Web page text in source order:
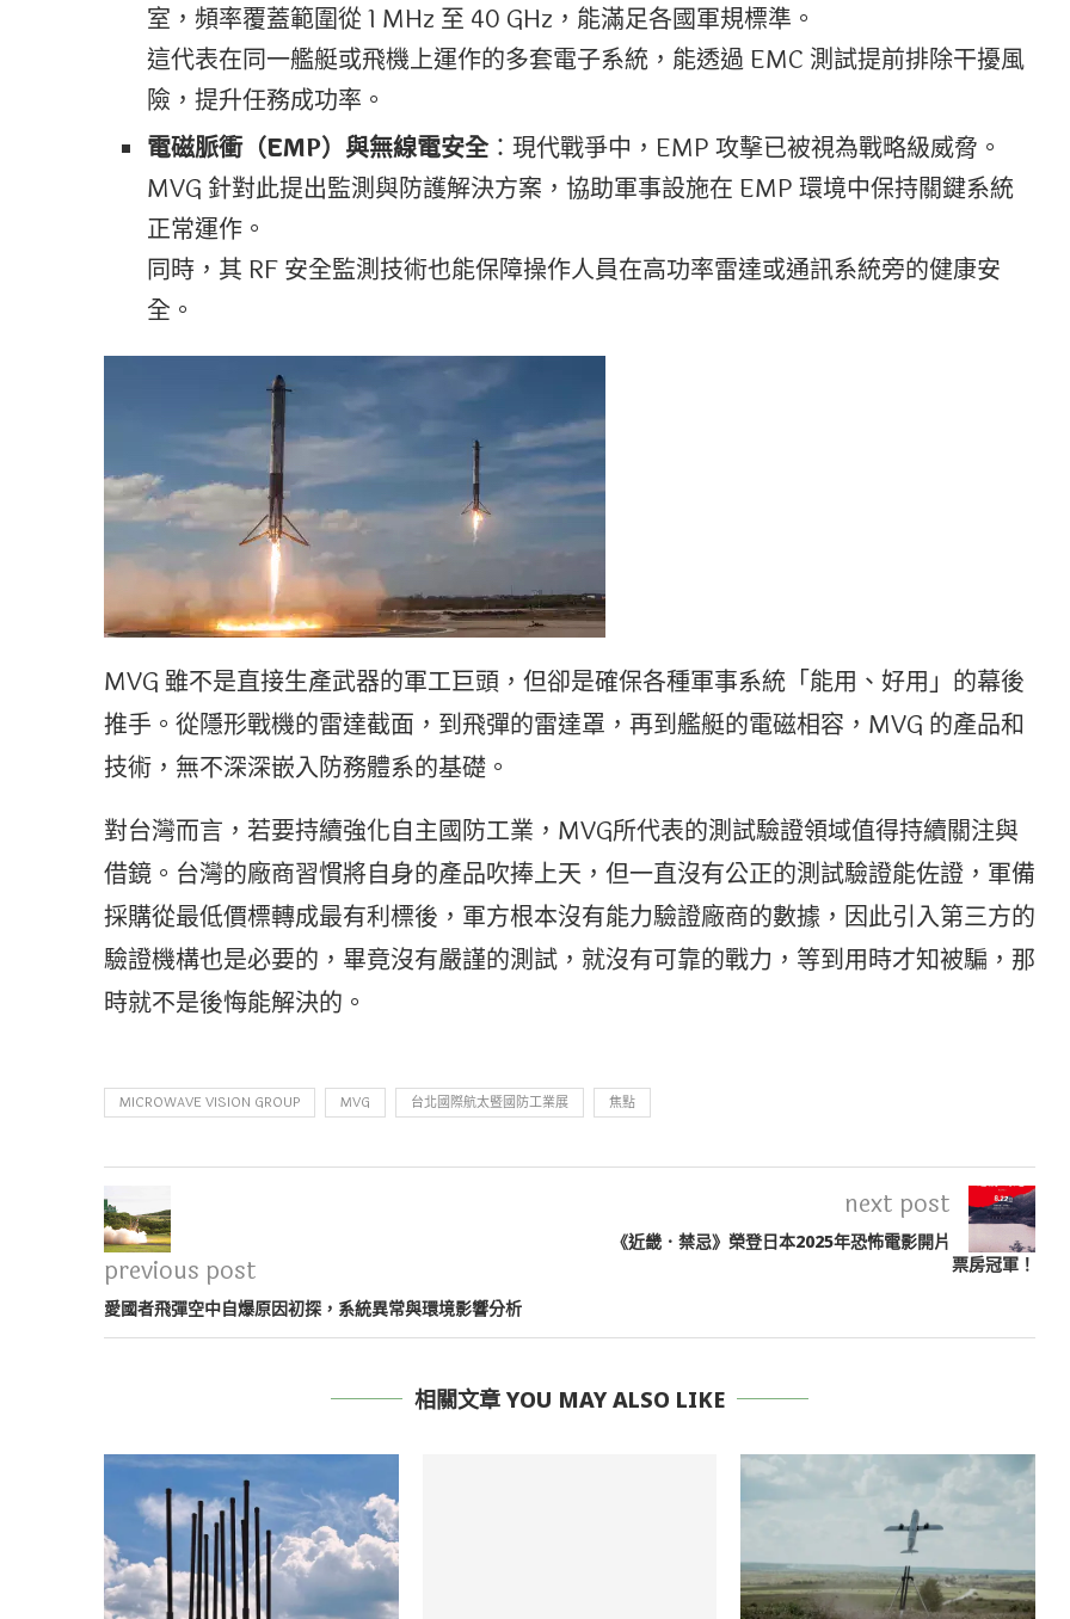
室，頻率覆蓋範圍從 1 MHz 至 40 GHz，能滿足各國軍規標準。
這代表在同一艦艇或飛機上運作的多套電子系統，能透過 EMC 測試提前排除干擾風
險，提升任務成功率。
電磁脈衝（EMP）與無線電安全：現代戰爭中，EMP 攻擊已被視為戰略級威脅。
MVG 針對此提出監測與防護解決方案，協助軍事設施在 EMP 環境中保持關鍵系統
正常運作。
同時，其 RF 安全監測技術也能保障操作人員在高功率雷達或通訊系統旁的健康安
全。
MVG 雖不是直接生產武器的軍工巨頭，但卻是確保各種軍事系統「能用、好用」的幕後
推手。從隱形戰機的雷達截面，到飛彈的雷達罩，再到艦艇的電磁相容，MVG 的產品和
技術，無不深深嵌入防務體系的基礎。
對台灣而言，若要持續強化自主國防工業，MVG所代表的測試驗證領域值得持續關注與
借鏡。台灣的廠商習慣將自身的產品吹捧上天，但一直沒有公正的測試驗證能佐證，軍備
採購從最低價標轉成最有利標後，軍方根本沒有能力驗證廠商的數據，因此引入第三方的
驗證機構也是必要的，畢竟沒有嚴謹的測試，就沒有可靠的戰力，等到用時才知被騙，那
時就不是後悔能解決的。
MICROWAVE VISION GROUP MVG 台北國際航太暨國防工業展 焦點
previous post
愛國者飛彈空中自爆原因初探，系統異常與環境影響分析
next post
《近畿．禁忌》榮登日本2025年恐怖電影開片
票房冠軍！
相關文章 YOU MAY ALSO LIKE